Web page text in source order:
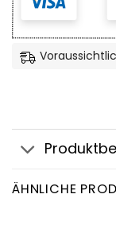
ÄHNLICHE